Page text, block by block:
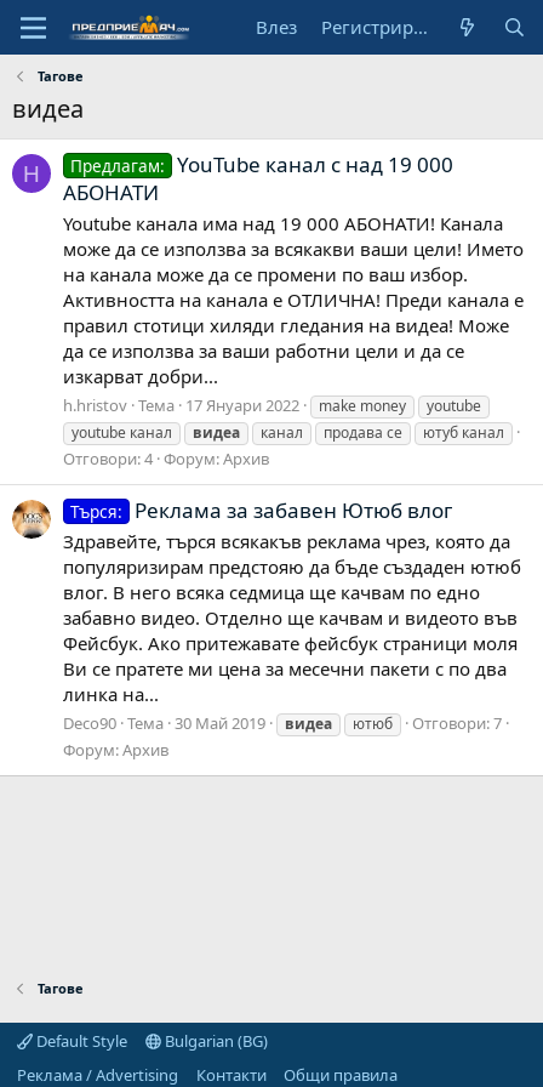
Влез Регистрирай се
Тагове
видеа
H Предлагам: YouTube канал с над 19 000
АБОНАТИ
Youtube канала има над 19 000 АБОНАТИ! Канала
може да се използва за всякакви ваши цели! Името
на канала може да се промени по ваш избор.
Активността на канала е ОТЛИЧНА! Преди канала е
правил стотици хиляди гледания на видеа! Може
да се използва за ваши работни цели и да се
изкарват добри...
h.hristov Тема 17 Януари 2022 make money
youtube
youtube канал
видеа канал продава се ютуб канал
Отговори: 4 Форум:Архив
Търся: Реклама за забавен Ютюб влог
Здравейте, търся всякакъв реклама чрез, която да
популяризирам предстояю да бъде създаден ютюб
влог. В него всяка седмица ще качвам по едно
забавно видео. Отделно ще качвам и видеото във
Фейсбук. Ако притежавате фейсбук страници моля
Ви се пратете ми цена за месечни пакети с по два
линка на...
Deco90 Тема 30 Май 2019 видеа ютюб
Отговори: 7
Форум:Архив
Тагове
Default Style
Bulgarian (BG)
Реклама / Advertising
Контакти
Общи правила